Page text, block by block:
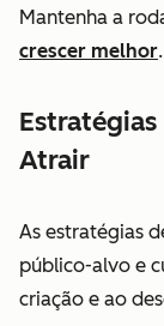
Mantenha a
crescer melhor.
Atrair
As estratégias
público-alvo e
criação e ao